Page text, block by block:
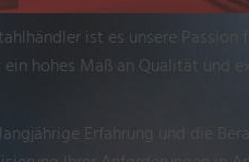
ist es unsere Passion
hohes Maß an Qualität und
Erfahrung und die